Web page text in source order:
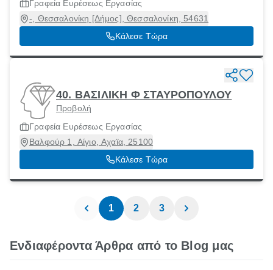
Γραφεία Ευρέσεως Εργασίας
-, Θεσσαλονίκη [Δήμος], Θεσσαλονίκη, 54631
Κάλεσε Τώρα
40. ΒΑΣΙΛΙΚΗ Φ ΣΤΑΥΡΟΠΟΥΛΟΥ
Προβολή
Γραφεία Ευρέσεως Εργασίας
Βαλφούρ 1, Αίγιο, Αχαϊα, 25100
Κάλεσε Τώρα
1 2 3
Ενδιαφέροντα Άρθρα από το Blog μας